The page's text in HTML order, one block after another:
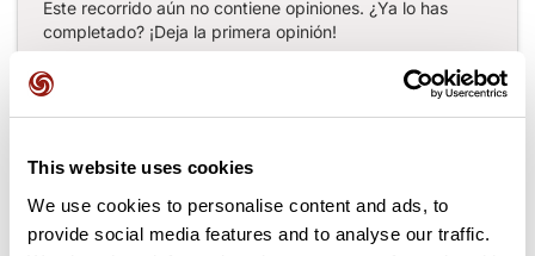
This website uses cookies
We use cookies to personalise content and ads, to
provide social media features and to analyse our traffic.
Este recorrido aún no contiene opiniones. ¿Ya lo has
completado? ¡Deja la primera opinión!